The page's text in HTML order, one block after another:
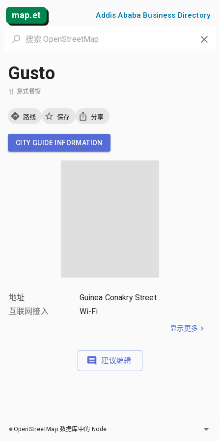
map.et Addis Ababa Business Directory
Gusto
意式餐馆
路线 保存 分享
CITY GUIDE INFORMATION
地址
Guinea Conakry Street
互联网接入
Wi-Fi
显示更多
建议编辑
OpenStreetMap 数据库中的 Node 图层